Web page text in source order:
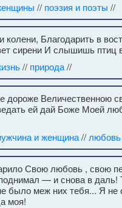
// поэзия и поэты //
Благодарить в
сирени И слышишь птиц
// природа//
дороже Величественною
ей дай Боже Моей
и женщина// любовь
Свою любовь , свою
— и снова в даль!
было меж них тебя... Я не
моя!